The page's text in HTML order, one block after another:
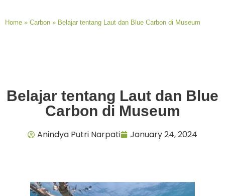
Home » Carbon » Belajar tentang Laut dan Blue Carbon di Museum
Belajar tentang Laut dan Blue
Carbon di Museum
Anindya Putri Narpati January 24, 2024